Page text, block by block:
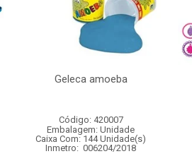
Geleca amoeba
Código: 420007
Embalagem: Unidade
Caixa Com: 144 Unidade(s)
Inmetro: 006204/2018